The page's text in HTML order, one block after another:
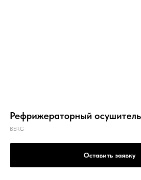
Рефрижераторный
BERG
Оставить заявку